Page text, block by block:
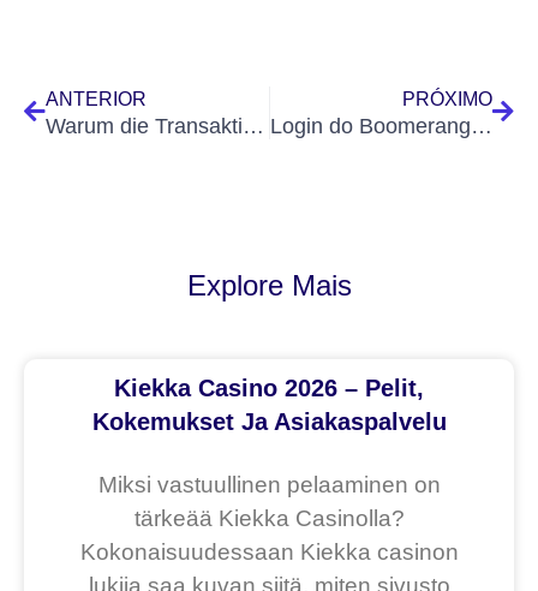
ANTERIOR
Warum die Transaktionssicherheit der Advance Casino App in Deutschland branchenführende Standards setzt
PRÓXIMO
Login do Boomerang Casino – Acesso para visitantes (para usuários do Brasil)
Explore Mais
Kiekka Casino 2026 – Pelit,
Kokemukset Ja Asiakaspalvelu
Miksi vastuullinen pelaaminen on
tärkeää Kiekka Casinolla?
Kokonaisuudessaan Kiekka casinon
lukija saa kuvan siitä, miten sivusto